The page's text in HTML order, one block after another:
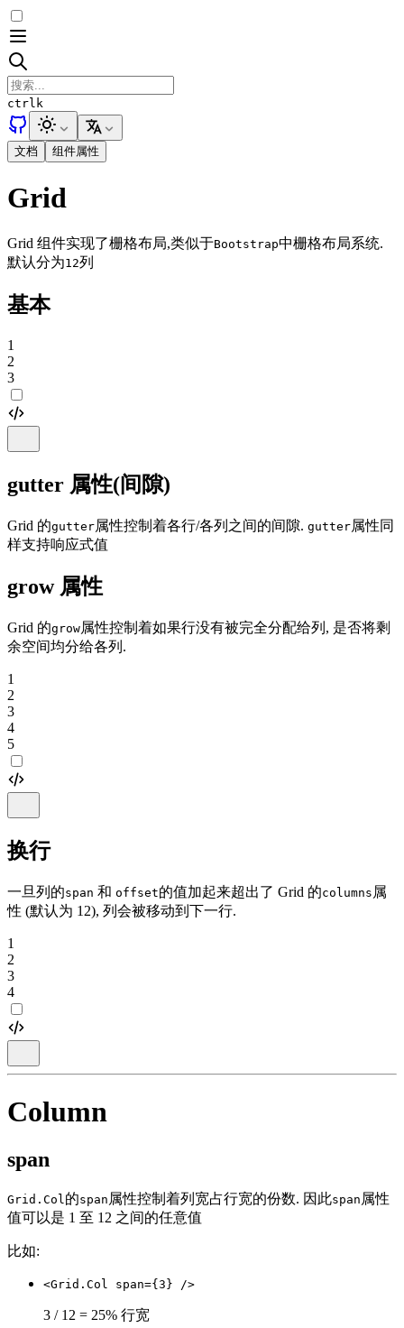
ctrl k
文档 组件属性
Grid
Grid 组件实现了栅格布局,类似于Bootstrap中栅格布局系统.
默认分为12列
基本
1
2
3
gutter 属性(间隙)
Grid 的gutter属性控制着各行/各列之间的间隙. gutter属性同
样支持响应式值
grow 属性
Grid 的grow属性控制着如果行没有被完全分配给列, 是否将剩
余空间均分给各列.
1
2
3
4
5
换行
一旦列的span 和 offset的值加起来超出了 Grid 的columns 属
性 (默认为 12), 列会被移动到下一行.
1
2
3
4
Column
span
Grid.Col 的span 属性控制着列宽占行宽的份数. 因此span 属性
值可以是 1 至 12 之间的任意值
比如:
<Grid.Col span={3} />
3 / 12 = 25% 行宽